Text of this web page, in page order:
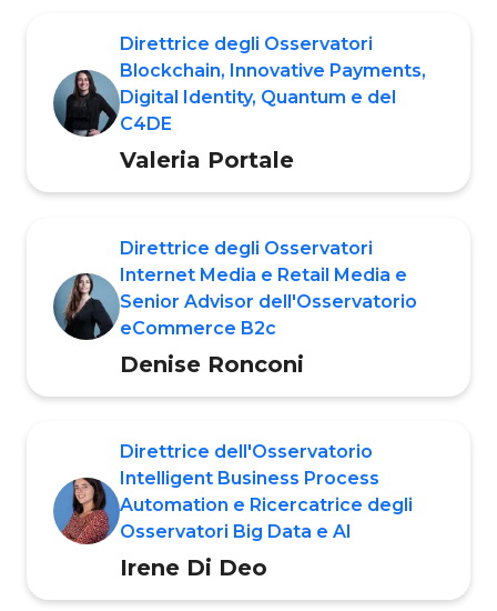
Direttrice degli Osservatori
Blockchain, Innovative Payments,
Digital Identity, Quantum e del
C4DE
Valeria Portale
Direttrice degli Osservatori
Internet Media e Retail Media e
Senior Advisor dell'Osservatorio
eCommerce B2c
Denise Ronconi
Direttrice dell'Osservatorio
Intelligent Business Process
Automation e Ricercatrice degli
Osservatori Big Data e AI
Irene Di Deo